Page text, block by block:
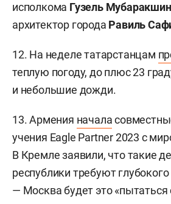
исполкома Гузель
архитектор города Равиль
12. На неделе татарстанцам
теплую погоду, до плюс 23
и небольшие дожди.
13. Армения начала
учения Eagle Partner 2023 с
В Кремле заявили, что такие
республики требуют
— Москва будет это